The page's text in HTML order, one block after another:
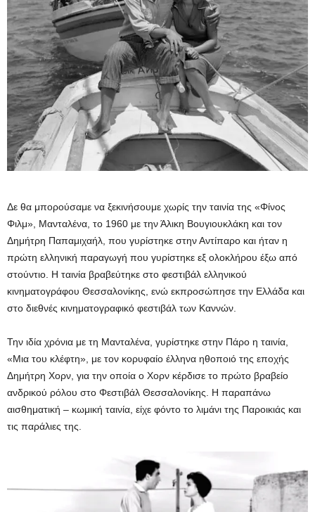
Δε θα μπορούσαμε να ξεκινήσουμε χωρίς την ταινία της «Φίνος
Φιλμ», Μανταλένα, το 1960 με την Άλικη Βουγιουκλάκη και τον
Δημήτρη Παπαμιχαήλ, που γυρίστηκε στην Αντίπαρο και ήταν η
πρώτη ελληνική παραγωγή που γυρίστηκε εξ ολοκλήρου έξω από
στούντιο. Η ταινία βραβεύτηκε στο φεστιβάλ ελληνικού
κινηματογράφου Θεσσαλονίκης, ενώ εκπροσώπησε την Ελλάδα και
στο διεθνές κινηματογραφικό φεστιβάλ των Καννών.
Την ιδία χρόνια με τη Μανταλένα, γυρίστηκε στην Πάρο η ταινία,
«Μια του κλέφτη», με τον κορυφαίο έλληνα ηθοποιό της εποχής
Δημήτρη Χορν, για την οποία ο Χορν κέρδισε το πρώτο βραβείο
ανδρικού ρόλου στο Φεστιβάλ Θεσσαλονίκης. Η παραπάνω
αισθηματική – κωμική ταινία, είχε φόντο το λιμάνι της Παροικιάς και
τις παράλιες της.